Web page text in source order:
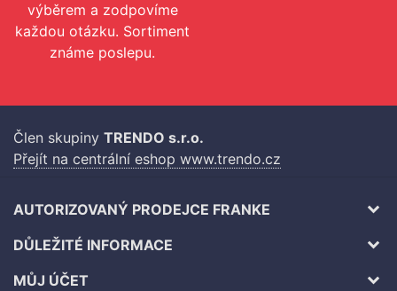
výběrem a zodpovíme
každou otázku. Sortiment
známe poslepu.
Člen skupiny TRENDO s.r.o.
Přejít na centrální eshop www.trendo.cz
AUTORIZOVANÝ PRODEJCE FRANKE
DŮLEŽITÉ INFORMACE
MŮJ ÚČET